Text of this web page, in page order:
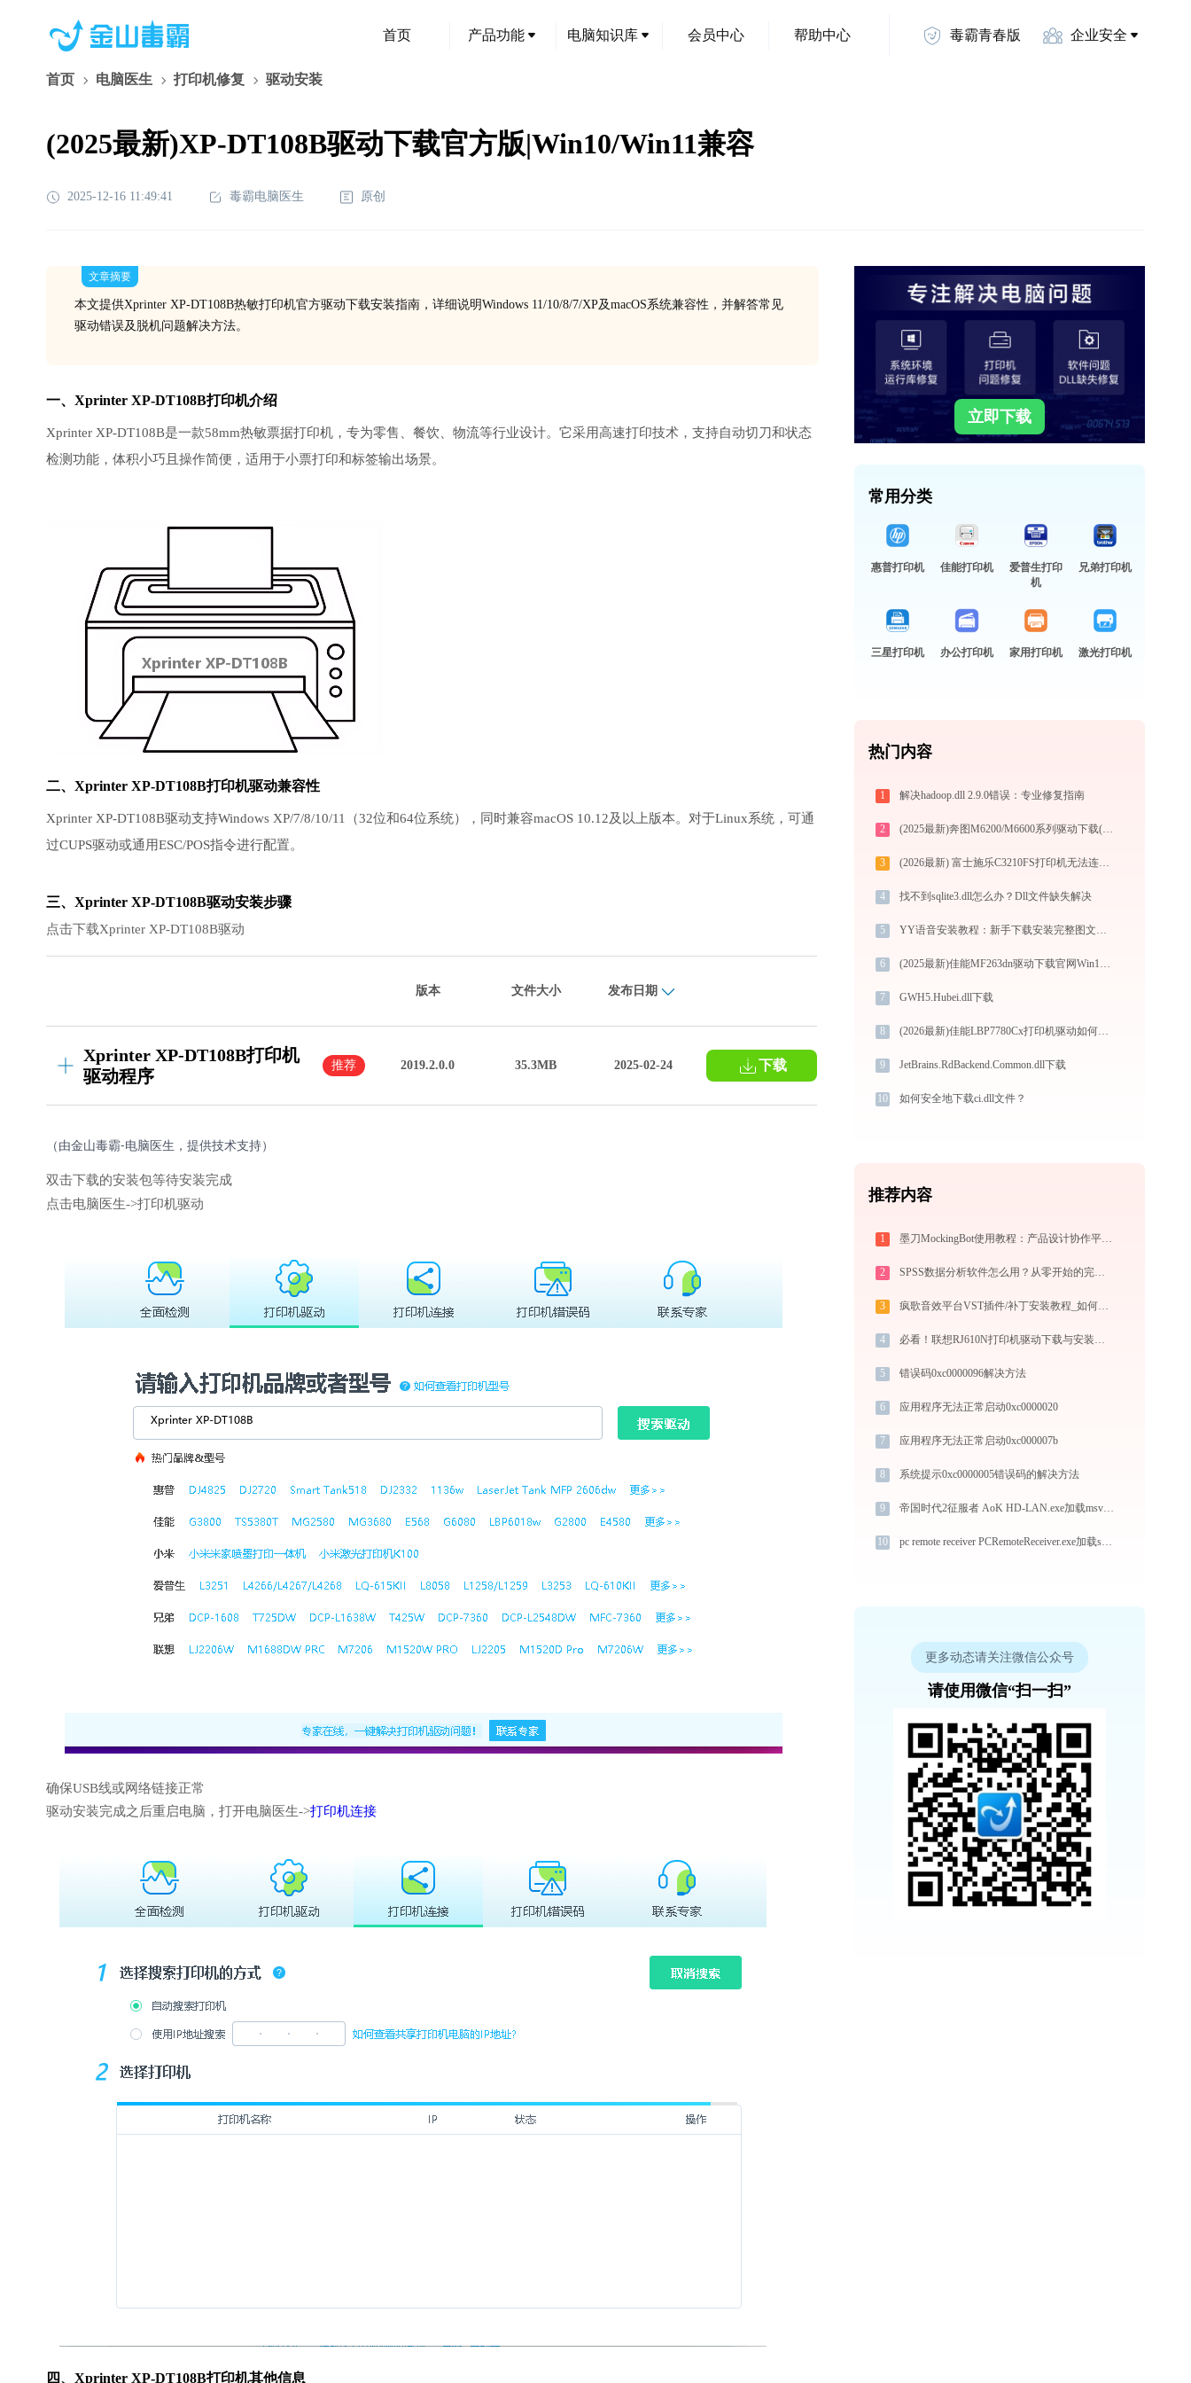
首页 产品功能 电脑知识库 会员中心 帮助中心 毒霸青春版 企业安全
首页 电脑医生 打印机修复 驱动安装
(2025最新)XP-DT108B驱动下载官方版|Win10/Win11兼容
2025-12-16 11:49:41 毒霸电脑医生 原创
文章摘要
本文提供Xprinter XP-DT108B热敏打印机官方驱动下载安装指南，详细说明Windows 11/10/8/7/XP及macOS系统兼容性，并解答常见
驱动错误及脱机问题解决方法。
一、Xprinter XP-DT108B打印机介绍
Xprinter XP-DT108B是一款58mm热敏票据打印机，专为零售、餐饮、物流等行业设计。它采用高速打印技术，支持自动切刀和状态
检测功能，体积小巧且操作简便，适用于小票打印和标签输出场景。
二、Xprinter XP-DT108B打印机驱动兼容性
Xprinter XP-DT108B驱动支持Windows XP/7/8/10/11（32位和64位系统），同时兼容macOS 10.12及以上版本。对于Linux系统，可通
过CUPS驱动或通用ESC/POS指令进行配置。
三、Xprinter XP-DT108B驱动安装步骤
点击下载Xprinter XP-DT108B驱动
版本 文件大小 发布日期
Xprinter XP-DT108B打印机
驱动程序
推荐 2019.2.0.0 35.3MB 2025-02-24 下载
（由金山毒霸-电脑医生，提供技术支持）
双击下载的安装包等待安装完成
点击电脑医生->打印机驱动
确保USB线或网络链接正常
驱动安装完成之后重启电脑，打开电脑医生->打印机连接
四、Xprinter XP-DT108B打印机其他信息
立即下载
常用分类
惠普打印机 佳能打印机
爱普生打印
机
兄弟打印机
三星打印机 办公打印机 家用打印机 激光打印机
热门内容
1 解决hadoop.dll 2.9.0错误：专业修复指南
2 (2025最新)奔图M6200/M6600系列驱动下载(官方Win10/Win11)
3 (2026最新) 富士施乐C3210FS打印机无法连接？快速连接指南 - 金山毒霸
4 找不到sqlite3.dll怎么办？Dll文件缺失解决
5 YY语音安装教程：新手下载安装完整图文步骤
6 (2025最新)佳能MF263dn驱动下载官网Win11/Win10安装教程
7 GWH5.Hubei.dll下载
8 (2026最新)佳能LBP7780Cx打印机驱动如何下载安装？这里有你需要的所有信息
9 JetBrains.RdBackend.Common.dll下载
10 如何安全地下载ci.dll文件？
推荐内容
1 墨刀MockingBot使用教程：产品设计协作平台从入门到精通
2 SPSS数据分析软件怎么用？从零开始的完整操作指南（附实战案例）
3 疯歌音效平台VST插件/补丁安装教程_如何加载插件效果包
4 必看！联想RJ610N打印机驱动下载与安装的正确姿势
5 错误码0xc0000096解决方法
6 应用程序无法正常启动0xc0000020
7 应用程序无法正常启动0xc000007b
8 系统提示0xc0000005错误码的解决方法
9 帝国时代2征服者 AoK HD-LAN.exe加载msvcr100.dll文件丢失处理办法
10 pc remote receiver PCRemoteReceiver.exe加载swscale-6.dll文件丢失处理办法
更多动态请关注微信公众号
请使用微信“扫一扫”